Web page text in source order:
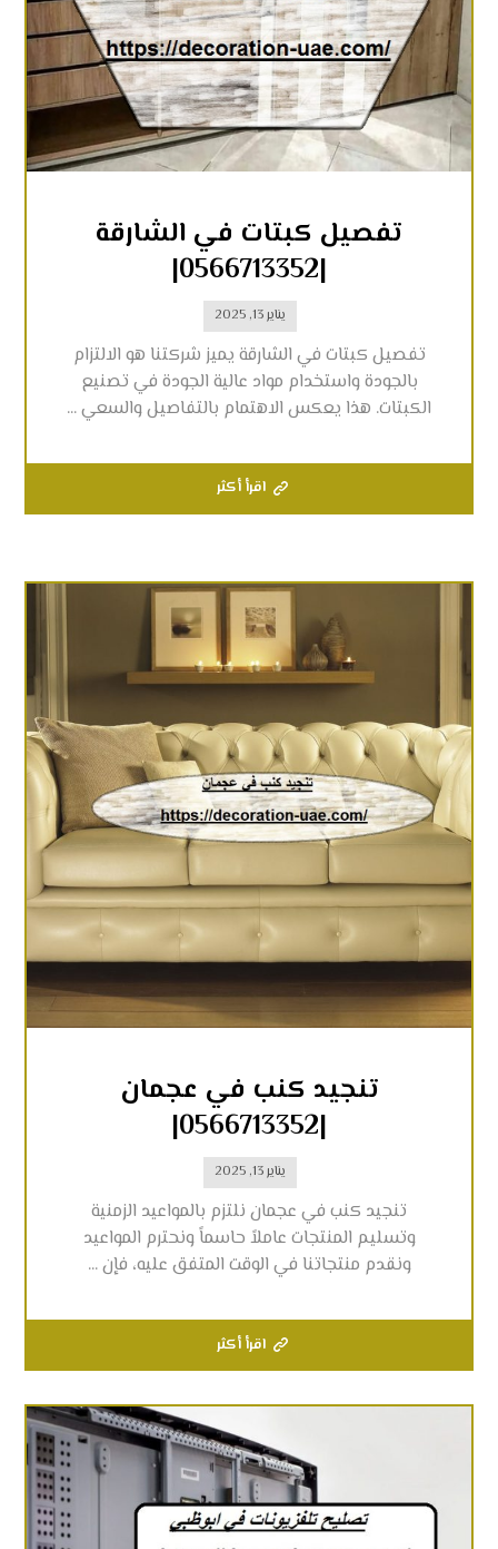
تفصيل كبتات في الشارقة
|0566713352|
يناير 13, 2025
تفصيل كبتات في الشارقة يميز شركتنا هو الالتزام
بالجودة واستخدام مواد عالية الجودة في تصنيع
الكبتات. هذا يعكس الاهتمام بالتفاصيل والسعي ...
اقرأ أكثر
تنجيد كنب في عجمان
|0566713352|
يناير 13, 2025
تنجيد كنب في عجمان نلتزم بالمواعيد الزمنية
وتسليم المنتجات عاملاً حاسماً ونحترم المواعيد
ونقدم منتجاتنا في الوقت المتفق عليه، فإن ...
اقرأ أكثر